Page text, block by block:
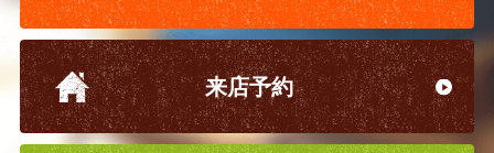
来店予約